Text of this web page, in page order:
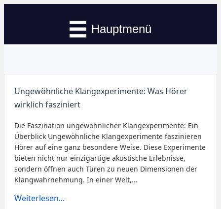
Hauptmenü
Ungewöhnliche Klangexperimente: Was Hörer
wirklich fasziniert
Die Faszination ungewöhnlicher Klangexperimente: Ein
Überblick Ungewöhnliche Klangexperimente faszinieren
Hörer auf eine ganz besondere Weise. Diese Experimente
bieten nicht nur einzigartige akustische Erlebnisse,
sondern öffnen auch Türen zu neuen Dimensionen der
Klangwahrnehmung. In einer Welt,…
Weiterlesen...